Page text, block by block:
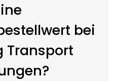
bei
Transport